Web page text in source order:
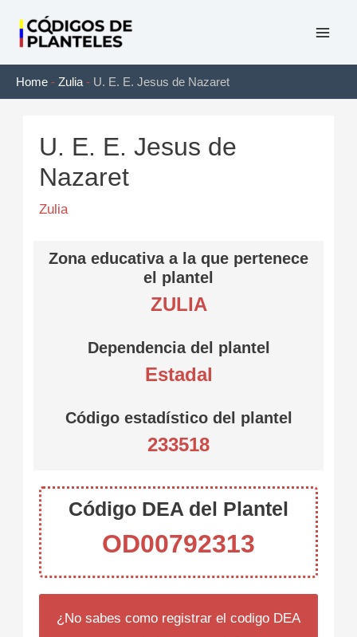
contenido
Home - Zulia - U. E. E. Jesus de Nazaret
U. E. E. Jesus de
Nazaret
Zulia
Zona educativa a la que pertenece
el plantel
ZULIA
Dependencia del plantel
Estadal
Código estadístico del plantel
233518
Código DEA del Plantel
OD00792313
¿No sabes como registrar el codigo DEA